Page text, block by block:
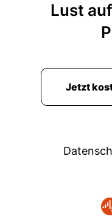
Lust
Jetzt